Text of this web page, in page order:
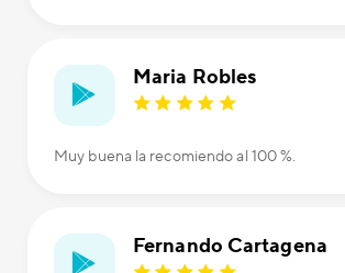
Maria Robles
Muy buena la recomiendo al 100 %.
Fernando Cartagena